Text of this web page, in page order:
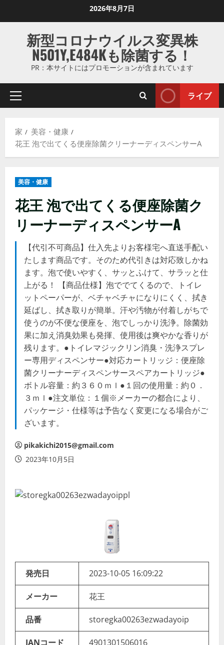
ス
ッ
す
2026年8月7日
新型コロナウイルス変異株
N501Y,E484Kも除菌する！
PR：本サイトにはプロモーションが含まれています
プ
マ
リ
ュ
ー
ライブ
家
美容・健康
花王 泡で出てくる便座除菌クリーナーディスペンサーA
美容・健康
花王 泡で出てくる便座除菌ク
リーナーディスペンサーA
【代引不可商品】仕入先よりお客様宅へ直送手配い
たします商品です。そのため代引きは対応致しかね
ます。泡で使いやすく、サッとふけて、サラッと仕
上がる！ 【商品仕様】泡ででてくるので、トイレ
ットペーパーが、ベチャベチャになりにくく、拭き
延ばし、拭き取りが簡単。汗や汚物が付着しがちで
使うのが不便な便座を、泡でしっかり洗浄。除菌効
果に加え消臭効果も発揮、使用後は爽やかな香りが
残ります。●トイレマジックリン消臭・洗浄スプレ
ー専用ディスペンサー●対応カートリッジ：便座除
菌クリーナーディスペンサースペアカートリッジ●
ボトル容量：約３６０ｍｌ●１回の使用量：約０．
３ｍｌ●注文単位：１個※メーカーの都合により、
パッケージ・仕様等は予告なく変更になる場合がご
ざいます。
pikakichi2015@gmail.com
2023年10月5日
発売日 2023-10-05 16:09:22
メーカー 花王
品番 storegka00263ezwadayoip
JANコード 4901301506016